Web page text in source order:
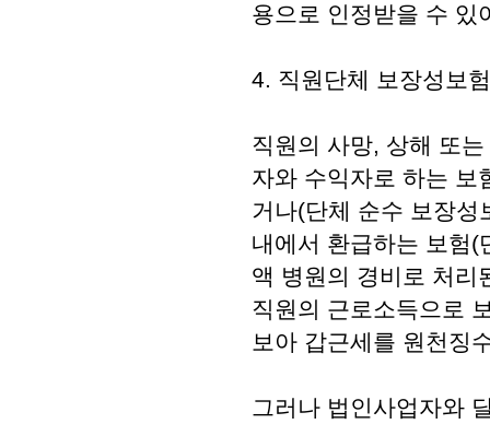
용으로 인정받을 수 있
4. 직원단체 보장성보험
직원의 사망, 상해 또
자와 수익자로 하는 보
거나(단체 순수 보장성
내에서 환급하는 보험(
액 병원의 경비로 처리
직원의 근로소득으로
보아 갑근세를 원천징
그러나 법인사업자와